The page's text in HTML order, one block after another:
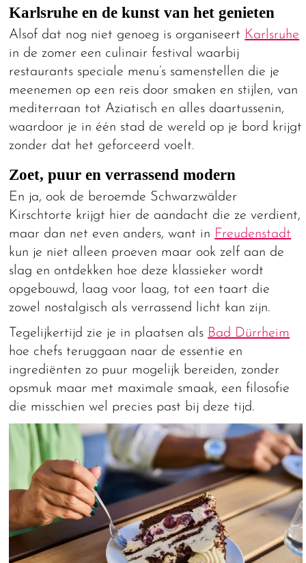
Karlsruhe en de kunst van het genieten
Alsof dat nog niet genoeg is organiseert Karlsruhe
in de zomer een culinair festival waarbij
restaurants speciale menu’s samenstellen die je
meenemen op een reis door smaken en stijlen, van
mediterraan tot Aziatisch en alles daartussenin,
waardoor je in één stad de wereld op je bord krijgt
zonder dat het geforceerd voelt.
Zoet, puur en verrassend modern
En ja, ook de beroemde Schwarzwälder
Kirschtorte krijgt hier de aandacht die ze verdient,
maar dan net even anders, want in Freudenstadt
kun je niet alleen proeven maar ook zelf aan de
slag en ontdekken hoe deze klassieker wordt
opgebouwd, laag voor laag, tot een taart die
zowel nostalgisch als verrassend licht kan zijn.
Tegelijkertijd zie je in plaatsen als Bad Dürrheim
hoe chefs teruggaan naar de essentie en
ingrediënten zo puur mogelijk bereiden, zonder
opsmuk maar met maximale smaak, een filosofie
die misschien wel precies past bij deze tijd.